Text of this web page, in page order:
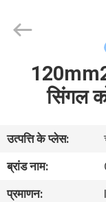
हमारे
बारे
Management
Services
सिंगल
उत्पत्ति के प्लेस:
ब्रांड नाम:
प्रमाणन: